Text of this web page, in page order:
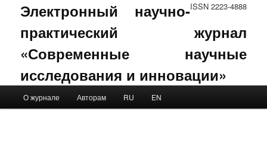
ISSN 2223-4888
Электронный научно-
практический журнал
«Современные научные
исследования и инновации»
Skip to primary content
Skip to secondary content
О журнале Авторам RU EN